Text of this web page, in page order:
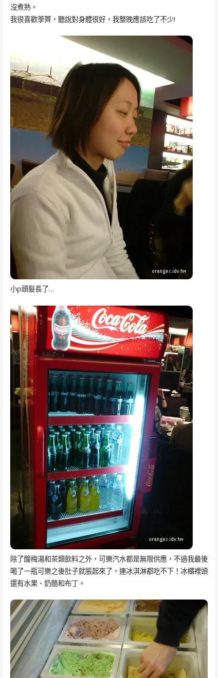
沒煮熟。
我很喜歡荸薺，聽說對身體很好，我整晚應該吃了不少!
小p頭髮長了…
除了酸梅湯和茶類飲料之外，可樂汽水都是無限供應，不過我最後
喝了一瓶可樂之後肚子就脹起來了，連冰淇淋都吃不下！冰櫃裡頭
還有水果、奶酪和布丁。